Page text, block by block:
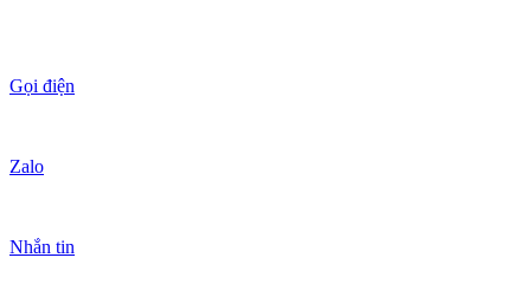
Gọi điện
Zalo
Nhắn tin